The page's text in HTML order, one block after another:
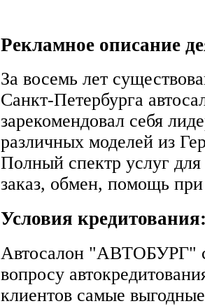
Рекламное описание
За восемь лет
Санкт-Петербурга
зарекомендовал себя
различных моделей из
Полный спектр услуг
заказ, обмен, помощь
Условия
Автосалон "АВТОБУРГ"
вопросу
клиентов самые